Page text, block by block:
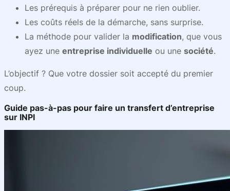
Les prérequis à préparer pour ne rien oublier.
Les coûts réels de la démarche, sans surprise.
La méthode pour valider la modification, que vous
ayez une entreprise individuelle ou une société.
L’objectif ? Que votre dossier soit accepté du premier
coup.
Guide pas-à-pas pour faire un transfert d’entreprise
sur INPI